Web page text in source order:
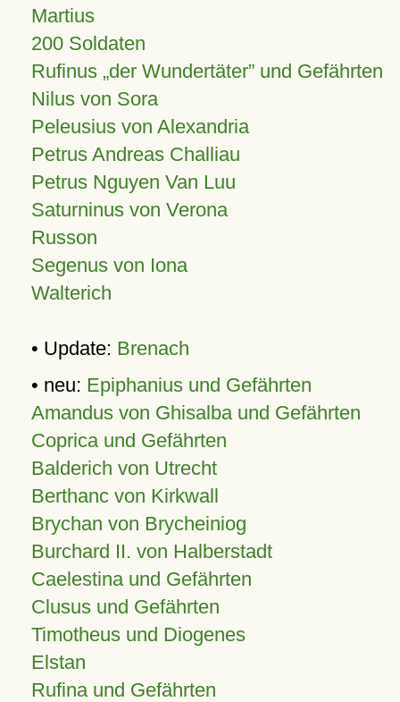
Martius
200 Soldaten
Rufinus „der Wundertäter” und Gefährten
Nilus von Sora
Peleusius von Alexandria
Petrus Andreas Challiau
Petrus Nguyen Van Luu
Saturninus von Verona
Russon
Segenus von Iona
Walterich
• Update: Brenach
• neu: Epiphanius und Gefährten
Amandus von Ghisalba und Gefährten
Coprica und Gefährten
Balderich von Utrecht
Berthanc von Kirkwall
Brychan von Brycheiniog
Burchard II. von Halberstadt
Caelestina und Gefährten
Clusus und Gefährten
Timotheus und Diogenes
Elstan
Rufina und Gefährten